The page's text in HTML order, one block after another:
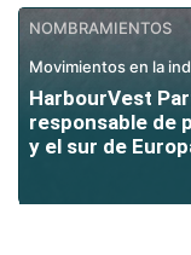
NOMBRAMIENTOS
Movimientos en la
HarbourVest
responsable de
y el sur de